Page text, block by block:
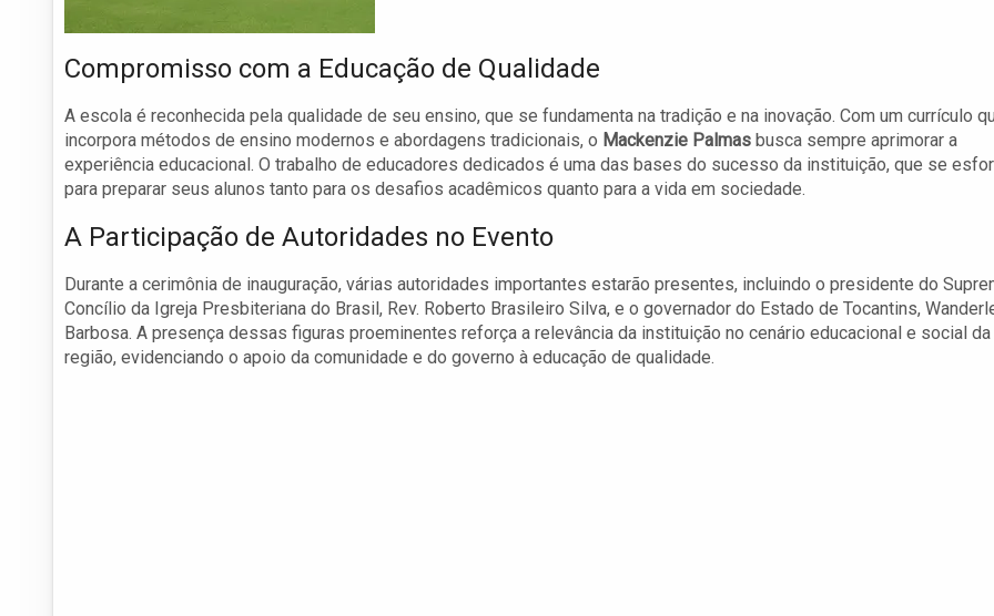
Compromisso com a Educação de Qualidade
A escola é reconhecida pela qualidade de seu ensino, que se fundamenta na tradição e na inovação. Com um currículo
incorpora métodos de ensino modernos e abordagens tradicionais, o Mackenzie Palmas busca sempre aprimorar a
experiência educacional. O trabalho de educadores dedicados é uma das bases do sucesso da instituição, que se
para preparar seus alunos tanto para os desafios acadêmicos quanto para a vida em sociedade.
A Participação de Autoridades no Evento
Durante a cerimônia de inauguração, várias autoridades importantes estarão presentes, incluindo o presidente do
Concílio da Igreja Presbiteriana do Brasil, Rev. Roberto Brasileiro Silva, e o governador do Estado de Tocantins,
Barbosa. A presença dessas figuras proeminentes reforça a relevância da instituição no cenário educacional e social da
região, evidenciando o apoio da comunidade e do governo à educação de qualidade.